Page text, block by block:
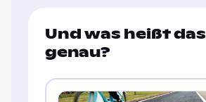
Und was heißt das
genau?